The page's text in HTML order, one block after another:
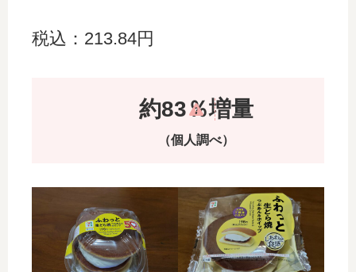
税込：213.84円
約83％増量
（個人調べ）